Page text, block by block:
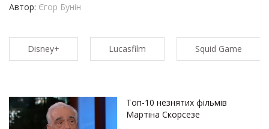
Автор: Єгор Бунін
Disney+ Lucasfilm Squid Game
Топ-10 незнятих фільмів
Мартіна Скорсезе